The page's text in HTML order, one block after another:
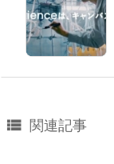
 関連記事